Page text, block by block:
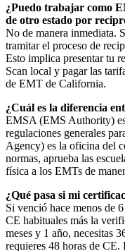
¿Puedo trabajar como
de otro estado por
No de manera inmediata.
tramitar el proceso de
Esto implica presentar tu
Scan local y pagar las
de EMT de California.
¿Cuál es la diferencia
EMSA (EMS Authority)
regulaciones generales
Agency) es la oficina del
normas, aprueba las
física a los EMTs de
¿Qué pasa si mi
Si venció hace menos de
CE habituales más la
meses y 1 año, necesitas
requieres 48 horas de CE.